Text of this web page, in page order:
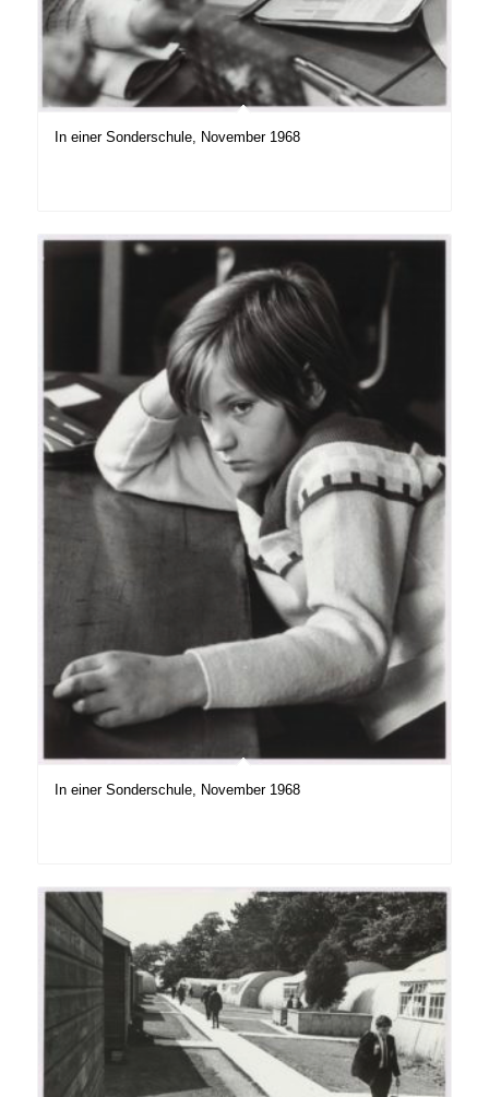
In einer Sonderschule, November 1968
In einer Sonderschule, November 1968